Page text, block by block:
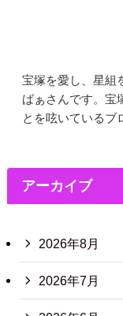
宝塚を愛し、星組
ばぁさんです。宝
とを呟いているブ
アーカイブ
2026年8月
2026年7月